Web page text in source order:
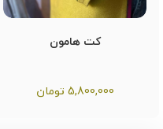
کت هامون
5,800,000 تومان